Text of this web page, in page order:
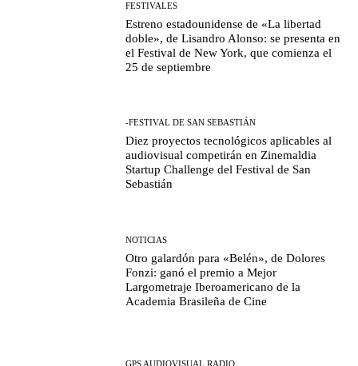
FESTIVALES
Estreno estadounidense de «La libertad
doble», de Lisandro Alonso: se presenta en
el Festival de New York, que comienza el
25 de septiembre
-FESTIVAL DE SAN SEBASTIÁN
Diez proyectos tecnológicos aplicables al
audiovisual competirán en Zinemaldia
Startup Challenge del Festival de San
Sebastián
NOTICIAS
Otro galardón para «Belén», de Dolores
Fonzi: ganó el premio a Mejor
Largometraje Iberoamericano de la
Academia Brasileña de Cine
GPS AUDIOVISUAL RADIO